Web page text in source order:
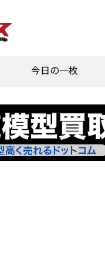
今日の一枚